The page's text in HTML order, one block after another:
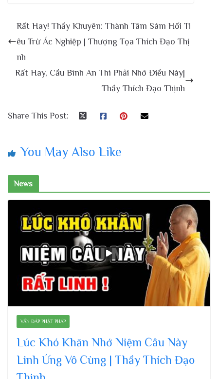
Rất Hay! Thầy Khuyên: Thành Tâm Sám Hối Ti
êu Trừ Ác Nghiệp | Thượng Tọa Thích Đạo Thị
nh
Rất Hay, Cầu Bình An Thì Phải Nhớ Điều Này|
Thầy Thích Đạo Thịnh
Share This Post:
You May Also Like
News
VẤN ĐÁP PHẬT PHÁP
Lúc Khó Khăn Nhớ Niệm Câu Này
Linh Ứng Vô Cùng | Thầy Thích Đạo